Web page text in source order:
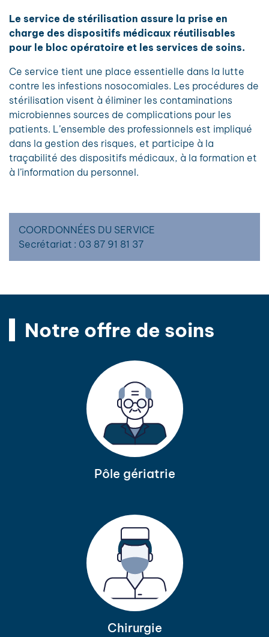
Le service de stérilisation assure la prise en
charge des dispositifs médicaux réutilisables
pour le bloc opératoire et les services de soins.
Ce service tient une place essentielle dans la lutte
contre les infestions nosocomiales. Les procédures de
stérilisation visent à éliminer les contaminations
microbiennes sources de complications pour les
patients. L’ensemble des professionnels est impliqué
dans la gestion des risques, et participe à la
traçabilité des dispositifs médicaux, à la formation et
à l’information du personnel.
COORDONNÉES DU SERVICE
Secrétariat : 03 87 91 81 37
Notre offre de soins
Pôle gériatrie
Chirurgie